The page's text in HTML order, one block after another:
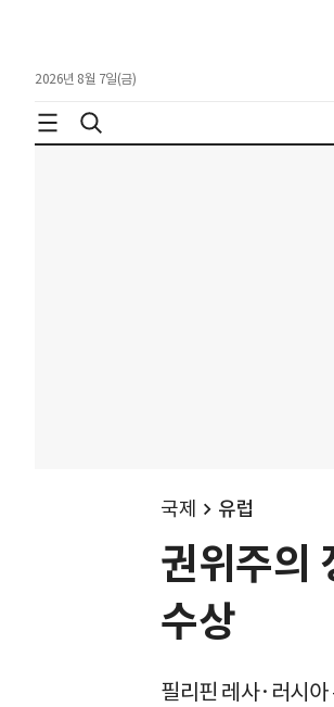
2026년 8월 7일(금)
국제 유럽
권위주의
수상
필리핀 레사·러시아